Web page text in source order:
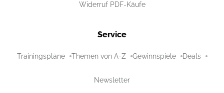
Widerruf PDF-Käufe
Service
Trainingspläne Themen von A-Z Gewinnspiele Deals
Newsletter